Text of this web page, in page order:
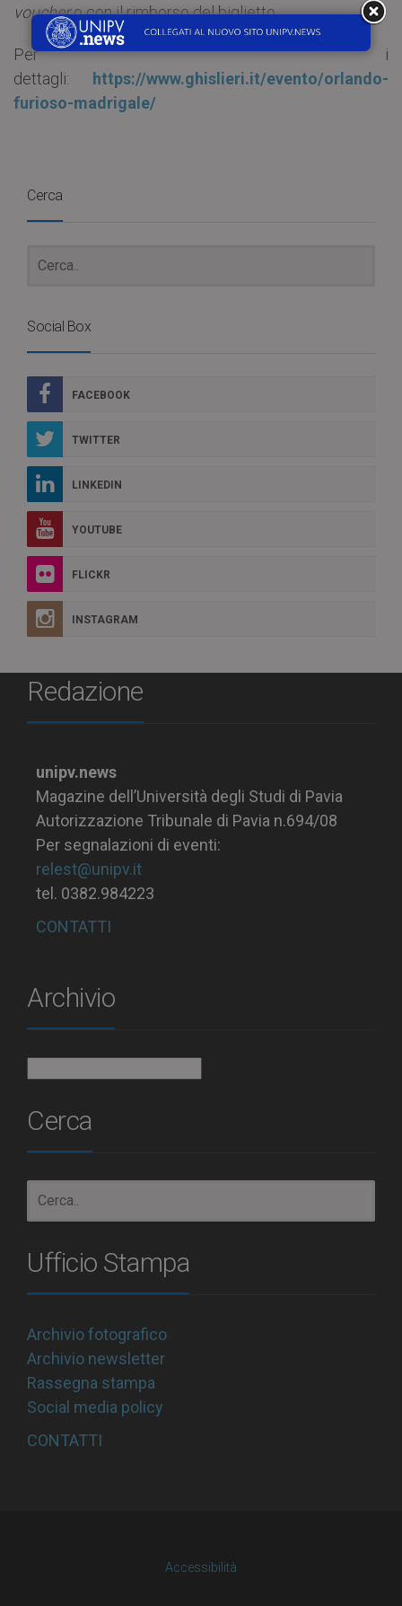
vouchero con il rimborso del biglietto.
Per i
dettagli:
https://www.ghislieri.it/evento/orlando-
furioso-madrigale/
Cerca
Social Box
FACEBOOK
TWITTER
LINKEDIN
YOUTUBE
FLICKR
INSTAGRAM
Redazione
unipv.news
Magazine dell’Università degli Studi di Pavia
Autorizzazione Tribunale di Pavia n.694/08
Per segnalazioni di eventi:
relest@unipv.it
tel. 0382.984223
CONTATTI
Archivio
Cerca
Ufficio Stampa
Archivio fotografico
Archivio newsletter
Rassegna stampa
Social media policy
CONTATTI
Accessibilità